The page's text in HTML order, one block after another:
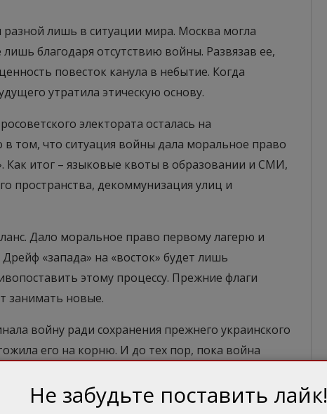
разной лишь в ситуации мира. Москва могла
благодаря отсутствию войны. Развязав ее,
повесток канула в небытие. Когда
утратила этическую основу.
электората осталась на
том, что ситуация войны дала моральное право
Как итог – языковые квоты в образовании и СМИ,
пространства, декоммунизация улиц и
Дало моральное право первому лагерю и
«запада» на «восток» будет лишь
этому процессу. Прежние флаги
занимать новые.
войну ради сохранения прежнего украинского
его на корню. И до тех пор, пока война
сторонников России в Украине будет сжиматься.
процессу противопоставить – это мир. Тот
Не забудьте поставить лайк!